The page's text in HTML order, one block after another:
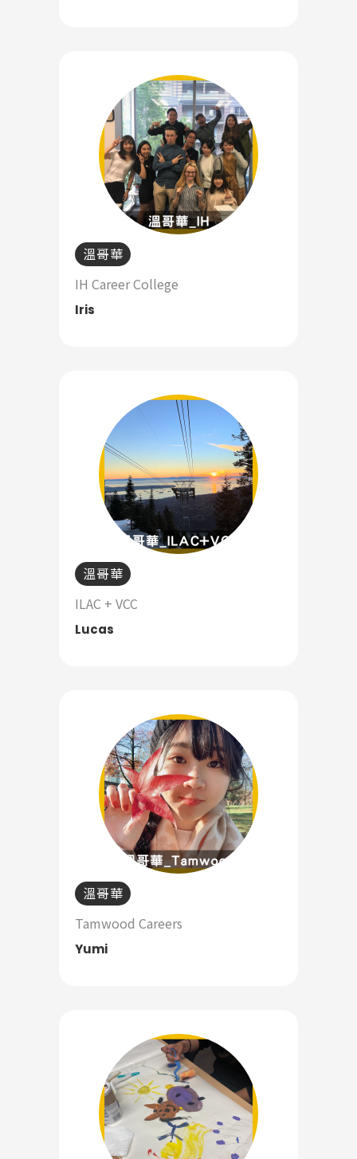
溫哥華
IH Career College
Iris
溫哥華
ILAC + VCC
Lucas
溫哥華
Tamwood Careers
Yumi